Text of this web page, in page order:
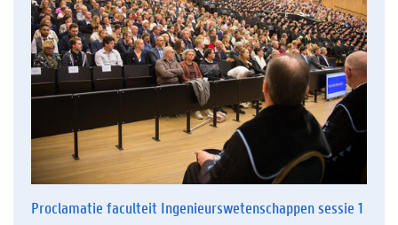
Proclamatie faculteit Ingenieurswetenschappen sessie 1